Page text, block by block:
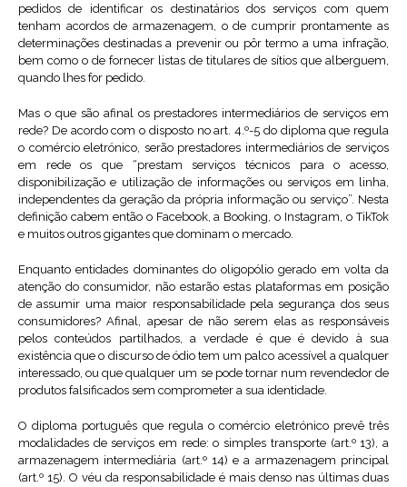
pedidos de identificar os destinatários dos serviços com quem
tenham acordos de armazenagem, o de cumprir prontamente as
determinações destinadas a prevenir ou pôr termo a uma infração,
bem como o de fornecer listas de titulares de sítios que alberguem,
quando lhes for pedido.
Mas o que são afinal os prestadores intermediários de serviços em
rede? De acordo com o disposto no art. 4.º-5 do diploma que regula
o comércio eletrónico, serão prestadores intermediários de serviços
em rede os que “prestam serviços técnicos para o acesso,
disponibilização e utilização de informações ou serviços em linha,
independentes da geração da própria informação ou serviço”. Nesta
definição cabem então o Facebook, a Booking, o Instagram, o TikTok
e muitos outros gigantes que dominam o mercado.
Enquanto entidades dominantes do oligopólio gerado em volta da
atenção do consumidor, não estarão estas plataformas em posição
de assumir uma maior responsabilidade pela segurança dos seus
consumidores? Afinal, apesar de não serem elas as responsáveis
pelos conteúdos partilhados, a verdade é que é devido à sua
existência que o discurso de ódio tem um palco acessível a qualquer
interessado, ou que qualquer um se pode tornar num revendedor de
produtos falsificados sem comprometer a sua identidade.
O diploma português que regula o comércio eletrónico prevê três
modalidades de serviços em rede: o simples transporte (art.º 13), a
armazenagem intermediária (art.º 14) e a armazenagem principal
(art.º 15). O véu da responsabilidade é mais denso nas últimas duas